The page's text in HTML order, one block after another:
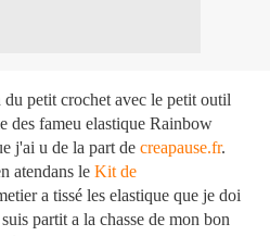
petit crochet avec le petit outil
des fameu elastique Rainbow
j'ai u de la part de creapause.fr.
atendans le Kit de
a tissé les elastique que je doi
partit a la chasse de mon bon